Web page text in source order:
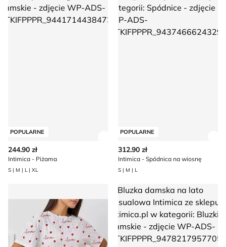
POPULARNE
244.90 zł
Intimica - Piżama
S | M | L | XL
POPULARNE
312.90 zł
Intimica - Spódnica na wiosnę
S | M | L
Piżama z nadrukami casual IntimicaBluzka damska na lato